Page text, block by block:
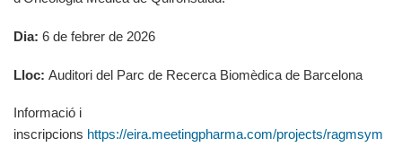
Dia: 6 de febrer de 2026
Lloc: Auditori del Parc de Recerca Biomèdica de Barcelona
Informació i
inscripcions https://eira.meetingpharma.com/projects/ragmsym